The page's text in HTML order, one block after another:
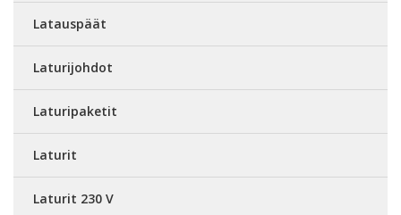
Latauspäät
Laturijohdot
Laturipaketit
Laturit
Laturit 230 V